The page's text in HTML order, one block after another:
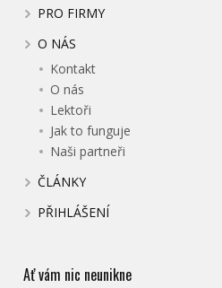
PRO FIRMY
O NÁS
Kontakt
O nás
Lektoři
Jak to funguje
Naši partneři
ČLÁNKY
PŘIHLÁŠENÍ
Ať vám nic neunikne